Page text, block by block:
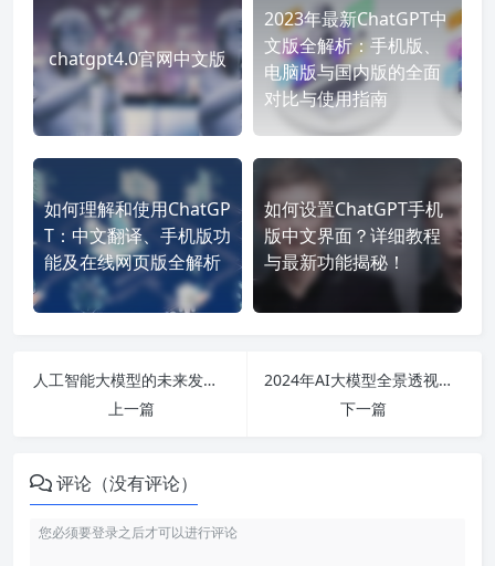
chatgpt4.0官网中文版
2023年最新ChatGPT中
文版全解析：手机版、
电脑版与国内版的全面
对比与使用指南
如何理解和使用ChatGP
T：中文翻译、手机版功
能及在线网页版全解析
如何设置ChatGPT手机
版中文界面？详细教程
与最新功能揭秘！
人工智能大模型的未来发展与应用前景：从技术创新到投资机会解析
上一篇
2024年AI大模型全景透视：从技术现状到应用前景的深度解析与行业机遇探索
下一篇
评论（没有评论）